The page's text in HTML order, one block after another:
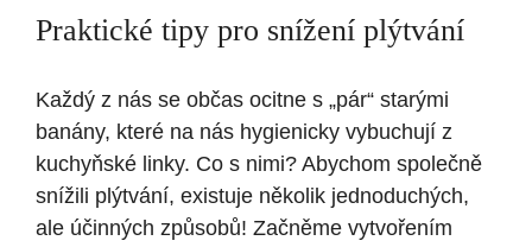
Praktické tipy pro snížení plýtvání
Každý z nás se občas ocitne s „pár“ starými
banány, které na nás hygienicky vybuchují z
kuchyňské linky. Co s nimi? Abychom společně
snížili plýtvání, existuje několik jednoduchých,
ale účinných způsobů! Začněme vytvořením